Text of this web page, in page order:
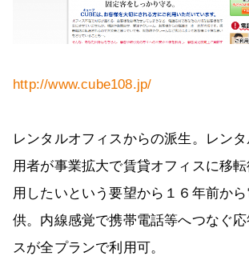
http://www.cube108.jp/
レンタルオフィスからの派生。レン
用者が事業拡大で賃貸オフィスに移
用したいという要望から１６年前か
供。内線感覚で携帯電話等へつなぐ
スが全プランで利用可。